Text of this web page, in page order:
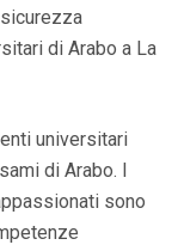
di Arabo a La
universitari
di Arabo. I
sono